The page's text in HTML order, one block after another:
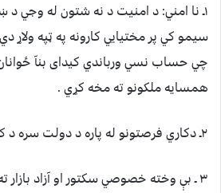
۱ـ نا امني: د امنیت د نه شتون له وجي د
سیمو کي پر مختیایي کارونه په ټپه ولاړ
چي حساب نسي ورباندي کیدای بنآ
همسایه ملکونو ته مخه کړي .
۲ـ دکاري فرصتونو له پاره د دولت سره د کاري پلان نه موجودیت .
۳ ـ بې وخته خصوصي سکتور او آزاد بازار